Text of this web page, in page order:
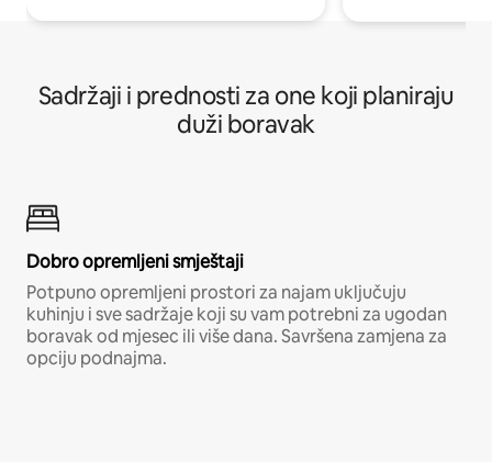
Sadržaji i prednosti za one koji planiraju
duži boravak
Dobro opremljeni smještaji
Potpuno opremljeni prostori za najam uključuju
kuhinju i sve sadržaje koji su vam potrebni za ugodan
boravak od mjesec ili više dana. Savršena zamjena za
opciju podnajma.